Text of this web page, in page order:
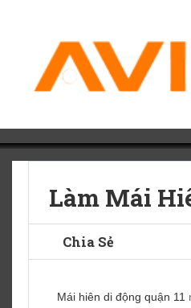
Làm Mái
Chia Sẻ
Mái hiên di động quận 11